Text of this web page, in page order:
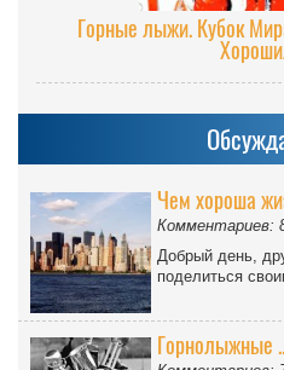
Горные лыжи. Кубок
Чем хороша
Комментариев:
Добрый день,
поделиться
Горнолыжные